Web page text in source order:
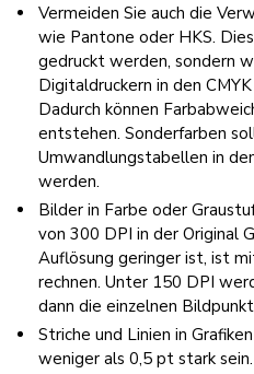
Vermeiden Sie auch die
wie Pantone oder HKS.
gedruckt werden, sondern
Digitaldruckern in den
Dadurch können
entstehen. Sonderfarben
Umwandlungstabellen in
werden.
Bilder in Farbe oder
von 300 DPI in der Original
Auflösung geringer ist, ist
rechnen. Unter 150 DPI
dann die einzelnen
Striche und Linien in
weniger als 0,5 pt stark sein.